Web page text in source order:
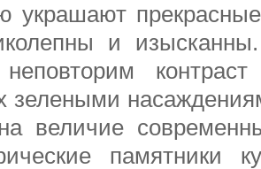
украшают
и
неповторим
зелеными
величие
памятники